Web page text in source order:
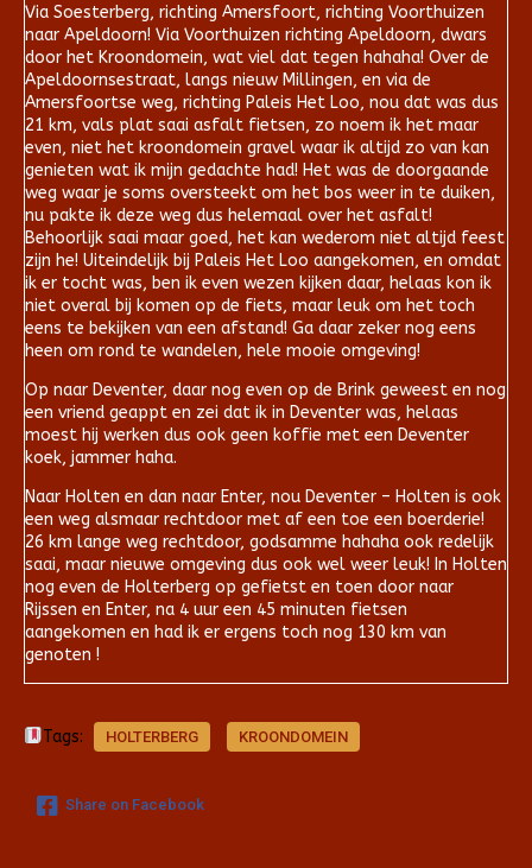
Via Soesterberg, richting Amersfoort, richting Voorthuizen
naar Apeldoorn! Via Voorthuizen richting Apeldoorn, dwars
door het Kroondomein, wat viel dat tegen hahaha! Over de
Apeldoornsestraat, langs nieuw Millingen, en via de
Amersfoortse weg, richting Paleis Het Loo, nou dat was dus
21 km, vals plat saai asfalt fietsen, zo noem ik het maar
even, niet het kroondomein gravel waar ik altijd zo van kan
genieten wat ik mijn gedachte had! Het was de doorgaande
weg waar je soms oversteekt om het bos weer in te duiken,
nu pakte ik deze weg dus helemaal over het asfalt!
Behoorlijk saai maar goed, het kan wederom niet altijd feest
zijn he! Uiteindelijk bij Paleis Het Loo aangekomen, en omdat
ik er tocht was, ben ik even wezen kijken daar, helaas kon ik
niet overal bij komen op de fiets, maar leuk om het toch
eens te bekijken van een afstand! Ga daar zeker nog eens
heen om rond te wandelen, hele mooie omgeving!
Op naar Deventer, daar nog even op de Brink geweest en nog
een vriend geappt en zei dat ik in Deventer was, helaas
moest hij werken dus ook geen koffie met een Deventer
koek, jammer haha.
Naar Holten en dan naar Enter, nou Deventer – Holten is ook
een weg alsmaar rechtdoor met af een toe een boerderie!
26 km lange weg rechtdoor, godsamme hahaha ook redelijk
saai, maar nieuwe omgeving dus ook wel weer leuk! In Holten
nog even de Holterberg op gefietst en toen door naar
Rijssen en Enter, na 4 uur een 45 minuten fietsen
aangekomen en had ik er ergens toch nog 130 km van
genoten !
Tags: HOLTERBERG KROONDOMEIN
Share on Facebook